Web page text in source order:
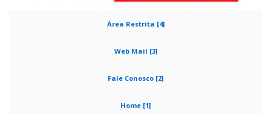
Área Restrita [4]
Web Mail [3]
Fale Conosco [2]
Home [1]